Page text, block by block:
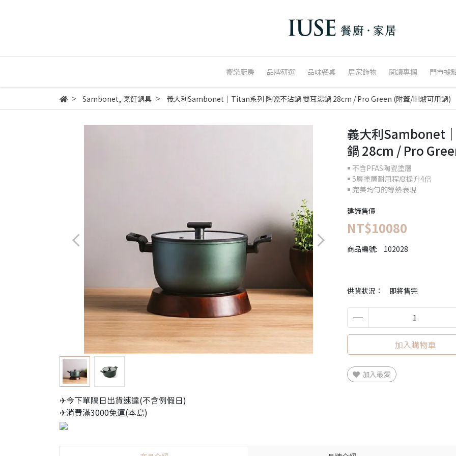
饗樂廚房 品牌研選 品味餐桌 居家飾物 閱讀專欄 門市據
Sambonet, 烹飪鍋具 義大利Sambonet│Titan系列 陶瓷不沾鍋 雙耳湯鍋 28cm / Pro Green (附蓋/IH爐可用鍋)
義大利
鍋 28cm / Pro
￭ 不含PFAS陶瓷塗層
￭ 5層塗層耐用程度提升4倍
￭ 完美均勻的導熱表現
建議售價
NT$10080
商品編號: 102028
供貨狀況： 即將售完
加入購物車
加入最愛
✈今下單隔日出貨速達(不含例假日)
✈消費滿3000免運(本島)